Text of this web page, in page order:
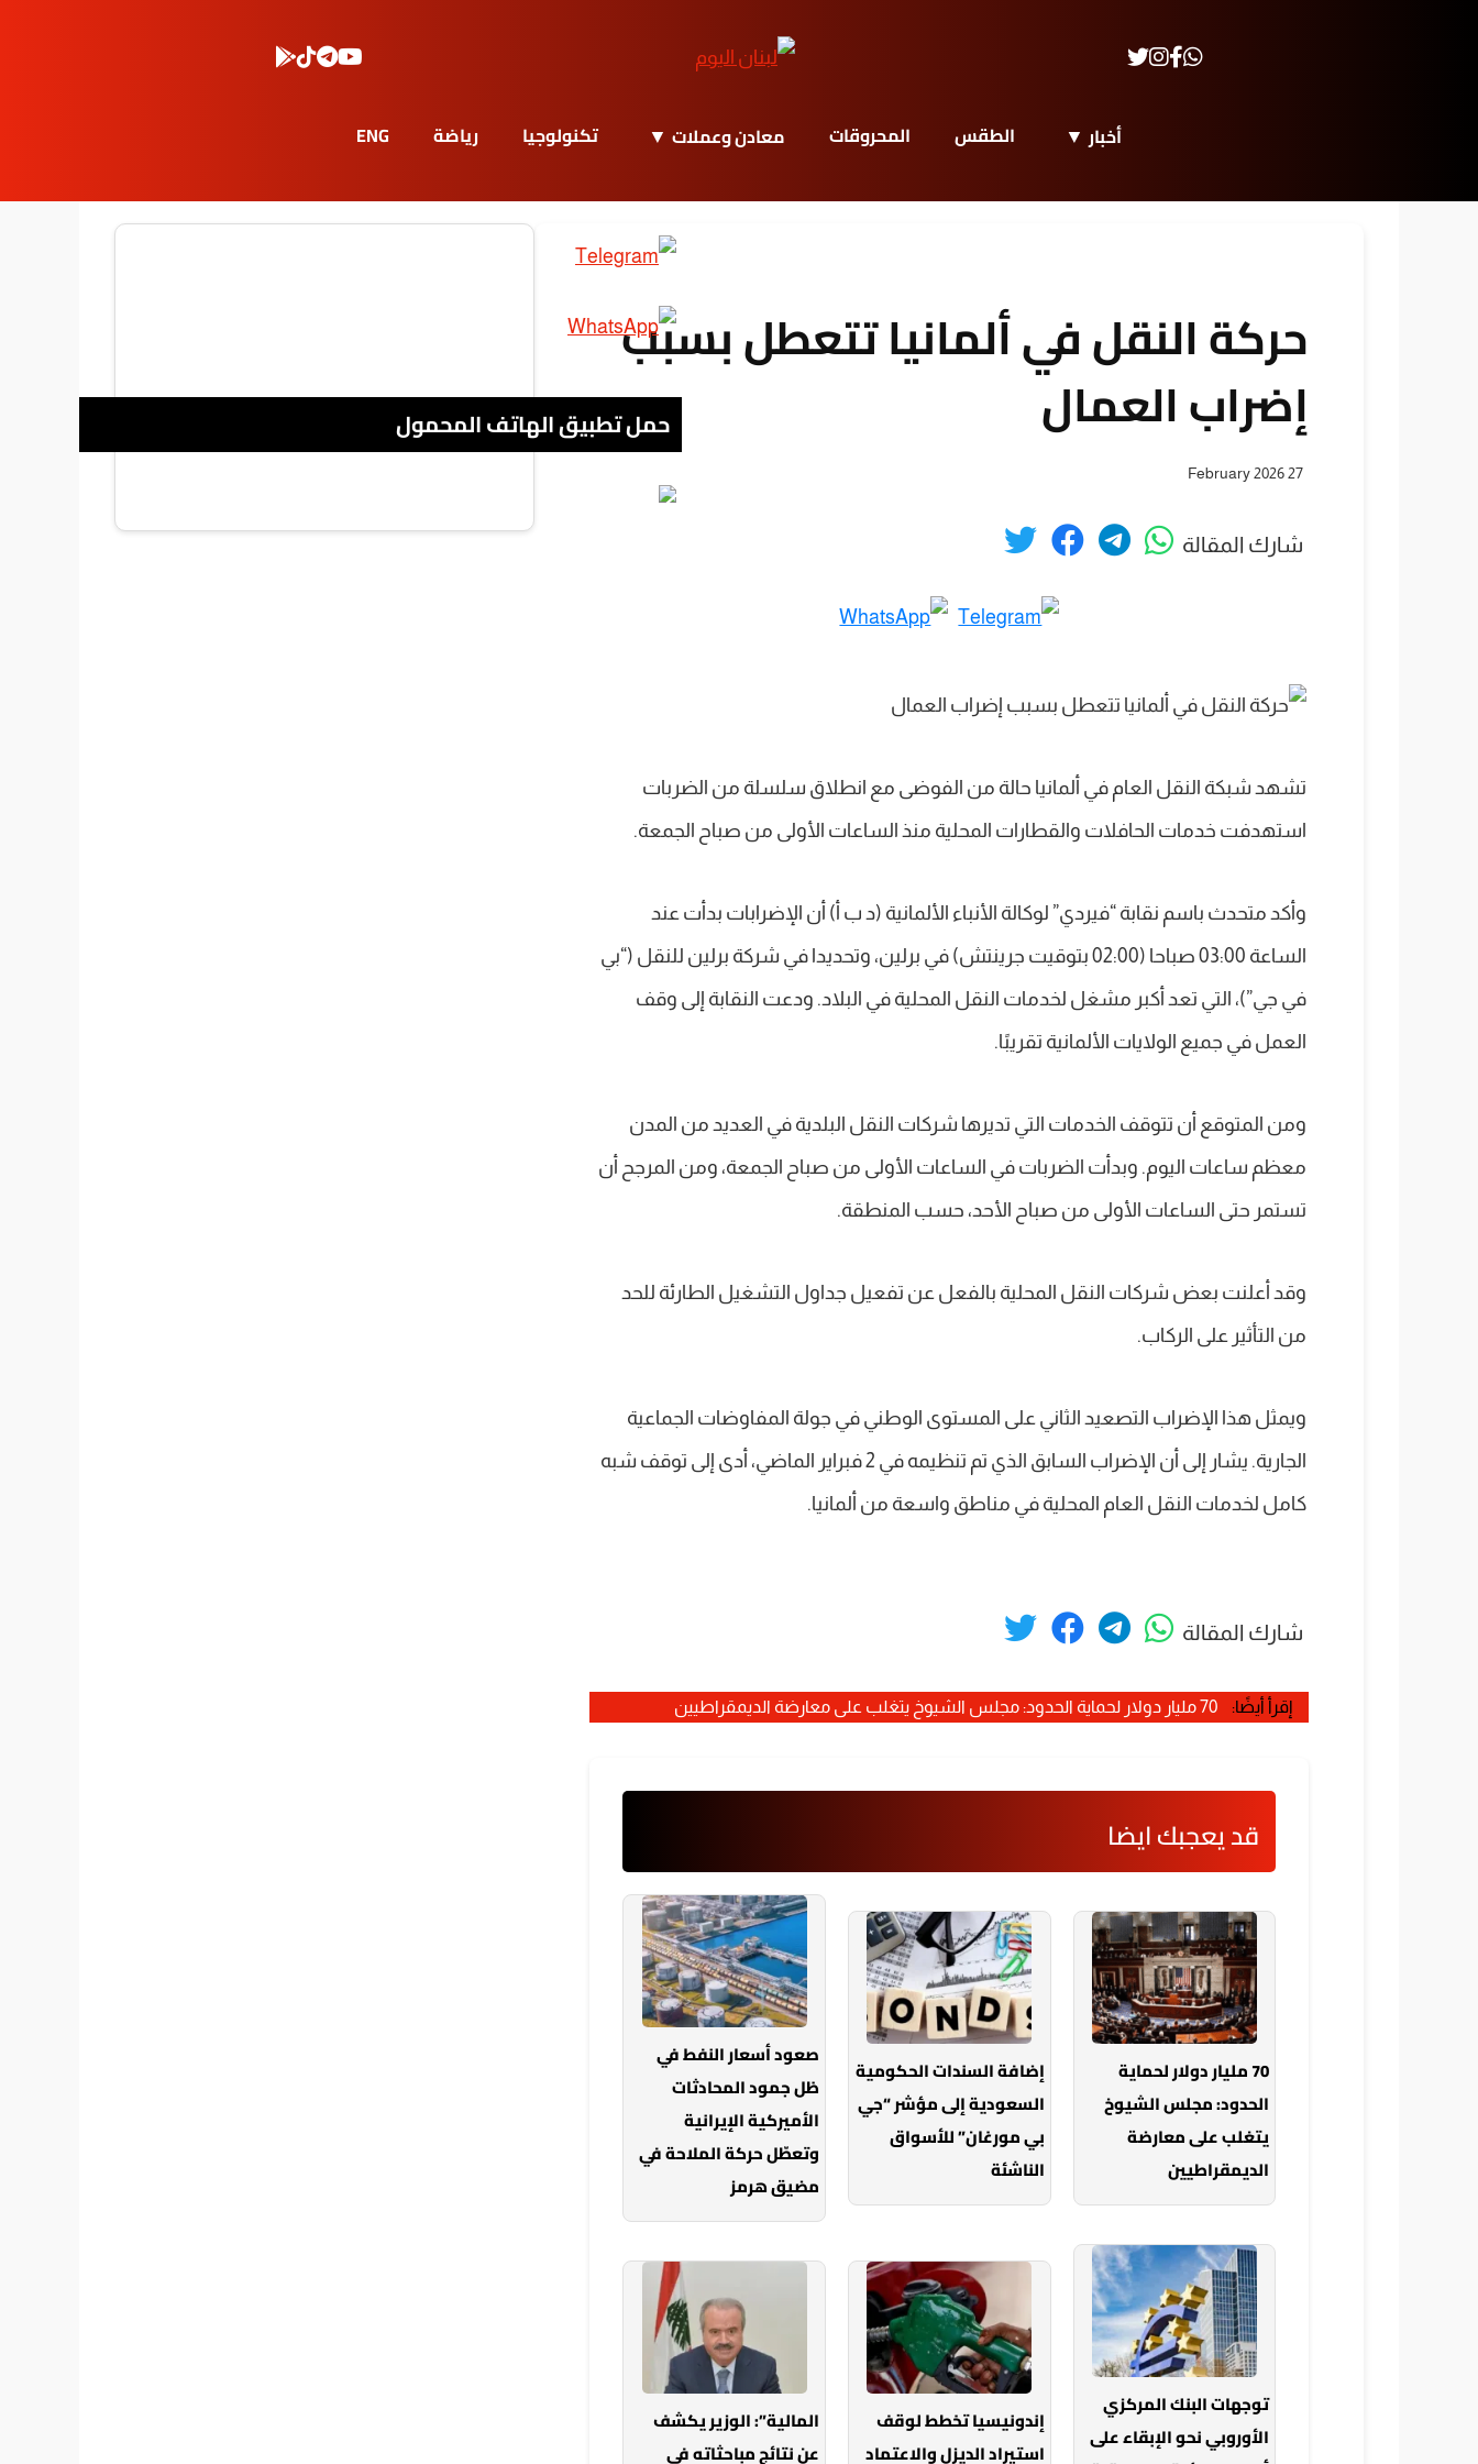
أخبار الطقس المحروقات معادن وعملات تكنولوجيا رياضة ENG
حركة النقل في ألمانيا تتعطل بسبب
إضراب العمال
27 February 2026
شارك المقالة
تشهد شبكة النقل العام في ألمانيا حالة من الفوضى مع انطلاق سلسلة من الضربات
استهدفت خدمات الحافلات والقطارات المحلية منذ الساعات الأولى من صباح الجمعة.
وأكد متحدث باسم نقابة “فيردي” لوكالة الأنباء الألمانية (د ب أ) أن الإضرابات بدأت عند
الساعة 03:00 صباحا (02:00 بتوقيت جرينتش) في برلين، وتحديدا في شركة برلين للنقل (“بي
في جي”)، التي تعد أكبر مشغل لخدمات النقل المحلية في البلاد. ودعت النقابة إلى وقف
العمل في جميع الولايات الألمانية تقريبًا.
ومن المتوقع أن تتوقف الخدمات التي تديرها شركات النقل البلدية في العديد من المدن
معظم ساعات اليوم. وبدأت الضربات في الساعات الأولى من صباح الجمعة، ومن المرجح أن
تستمر حتى الساعات الأولى من صباح الأحد، حسب المنطقة.
وقد أعلنت بعض شركات النقل المحلية بالفعل عن تفعيل جداول التشغيل الطارئة للحد
من التأثير على الركاب.
ويمثل هذا الإضراب التصعيد الثاني على المستوى الوطني في جولة المفاوضات الجماعية
الجارية. يشار إلى أن الإضراب السابق الذي تم تنظيمه في 2 فبراير الماضي، أدى إلى توقف شبه
كامل لخدمات النقل العام المحلية في مناطق واسعة من ألمانيا.
شارك المقالة
إقرأ أيضًا: 70 مليار دولار لحماية الحدود: مجلس الشيوخ يتغلب على معارضة الديمقراطيين
قد يعجبك ايضا
70 مليار دولار لحماية
الحدود: مجلس الشيوخ
يتغلب على معارضة
الديمقراطيين
إضافة السندات الحكومية
السعودية إلى مؤشر “جي
بي مورغان” للأسواق
الناشئة
صعود أسعار النفط في
ظل جمود المحادثات
الأميركية الإيرانية
وتعطّل حركة الملاحة في
مضيق هرمز
توجهات البنك المركزي
الأوروبي نحو الإبقاء على
إندونيسيا تخطط لوقف
استيراد الديزل والاعتماد
المالية”: الوزير يكشف
عن نتائج مباحثاته في
حمل تطبيق الهاتف المحمول